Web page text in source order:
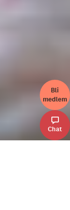
Bli
medlem
Chat